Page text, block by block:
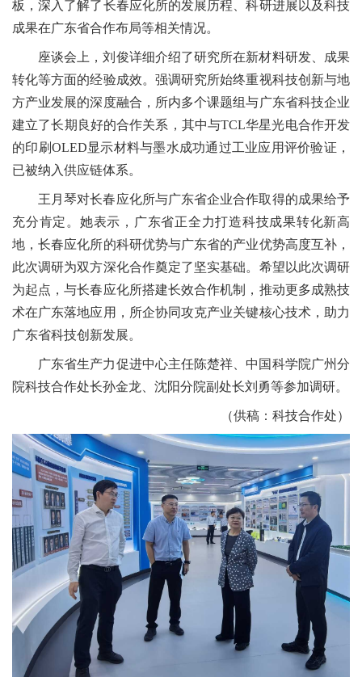
板 ，深入了解了长春应化所的发展历程、科研进展以及科技
成果在广东省合作布局等相关情况。
座谈会上，刘俊详细介绍了研究所在新材料研发、成果
转化等方面的经验成效。强调研究所始终重视科技创新与地
方产业发展的深度融合，所内多个课题组与广东省科技企业
建立了长期良好的合作关系，其中与TCL华星光电合作开发
的印刷OLED显示材料与墨水成功通过工业应用评价验证，
已被纳入供应链体系。
王月琴对长春应化所与广东省企业合作取得的成果给予
充分肯定。她表示，广东省正全力打造科技成果转化新高
地，长春应化所的科研优势与广东省的产业优势高度互补，
此次调研为双方深化合作奠定了坚实基础。希望以此次调研
为起点 ，与长春应化所搭建长效合作机制，推动更多成熟技
术在广东落地应用 ，所企协同攻克产业关键核心技术，助力
广东省科技创新发展。
广东省生产力促进中心主任陈楚祥、中国科学院广州分
院科技合作处长孙金龙、沈阳分院副处长刘勇等参加调研。
（供稿：科技合作处）